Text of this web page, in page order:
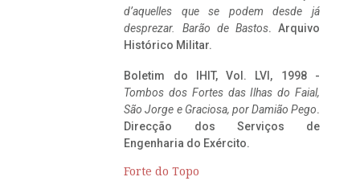
d’aquelles que se podem desde já
desprezar. Barão de Bastos. Arquivo
Histórico Militar.
Boletim do IHIT, Vol. LVI, 1998 -
Tombos dos Fortes das Ilhas do Faial,
São Jorge e Graciosa, por Damião Pego.
Direcção dos Serviços de
Engenharia do Exército.
Forte do Topo